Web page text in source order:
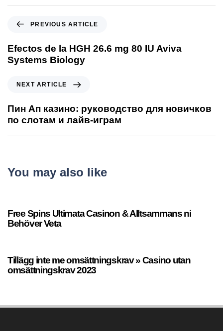
PREVIOUS ARTICLE
Efectos de la HGH 26.6 mg 80 IU Aviva
Systems Biology
NEXT ARTICLE
Пин Ап казино: руководство для новичков
по слотам и лайв-играм
You may also like
Free Spins Ultimata Casinon & Alltsammans ni
Behöver Veta
Tillägg inte me omsättningskrav » Casino utan
omsättningskrav 2023